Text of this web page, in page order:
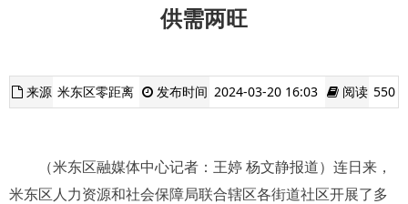
供需两旺
来源 米东区零距离 发布时间 2024-03-20 16:03 阅读 550
（米东区融媒体中心记者：王婷 杨文静报道）连日来，
米东区人力资源和社会保障局联合辖区各街道社区开展了多